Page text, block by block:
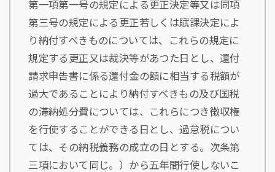
第一項第一号の規定による更正決定等又は同項
第三号の規定による更正若しくは賦課決定によ
り納付すべきものについては、これらの規定に
規定する更正又は裁決等があつた日とし、還付
請求申告書に係る還付金の額に相当する税額が
過大であることにより納付すべきもの及び国税
の滞納処分費については、これらにつき徴収権
を行使することができる日とし、過怠税につい
ては、その納税義務の成立の日とする。次条第
三項において同じ。）から五年間行使しないこ